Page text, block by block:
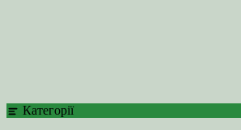
Категорії